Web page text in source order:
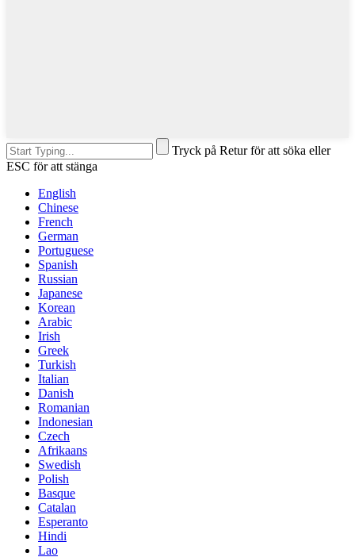
Tryck på Retur för att söka eller
ESC för att stänga
English
Chinese
French
German
Portuguese
Spanish
Russian
Japanese
Korean
Arabic
Irish
Greek
Turkish
Italian
Danish
Romanian
Indonesian
Czech
Afrikaans
Swedish
Polish
Basque
Catalan
Esperanto
Hindi
Lao